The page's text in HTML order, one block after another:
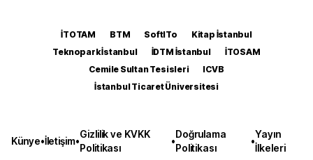
İTOTAM BTM SoftITo
Kitap İstanbul
Teknopark İstanbul
İDTM İstanbul
İTOSAM
Cemile Sultan Tesisleri
ICVB
İstanbul Ticaret Üniversitesi
Künye•İletişim•
Gizlilik ve KVKK
Politikası
•
Doğrulama
Politikası
•
Yayın
İlkeleri